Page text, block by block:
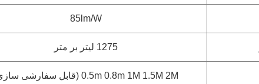
85lm/W
1275 لیتر بر متر
0.5m 0.8m 1M 1.5M 2M (قابل سفارشی سازی)